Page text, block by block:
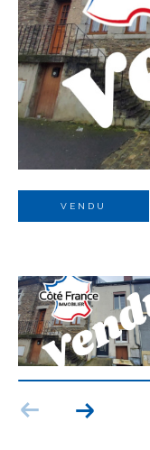
VENDU
Budget
Budget
Surface
Surface
Référence
TERRASSE